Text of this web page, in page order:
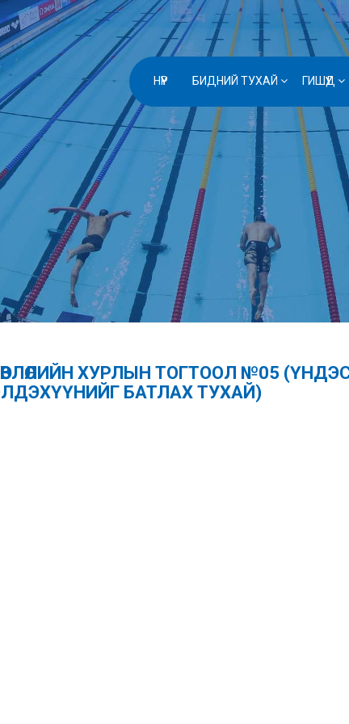
НҮҮР БИДНИЙ ТУХАЙ ГИШҮҮД
ХУРЛЫН ТОГТООЛ №05
БАТЛАХ ТУХАЙ)